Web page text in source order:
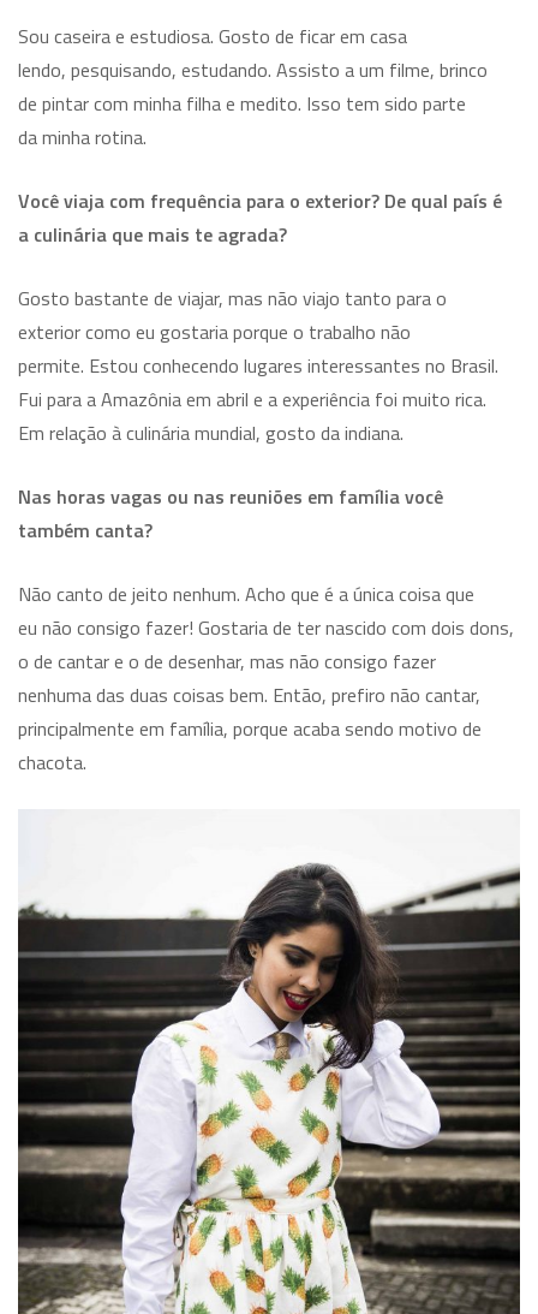
Sou caseira e estudiosa. Gosto de ficar em casa
lendo, pesquisando, estudando. Assisto a um filme, brinco
de pintar com minha filha e medito. Isso tem sido parte
da minha rotina.
Você viaja com frequência para o exterior? De qual país é
a culinária que mais te agrada?
Gosto bastante de viajar, mas não viajo tanto para o
exterior como eu gostaria porque o trabalho não
permite. Estou conhecendo lugares interessantes no Brasil.
Fui para a Amazônia em abril e a experiência foi muito rica.
Em relação à culinária mundial, gosto da indiana.
Nas horas vagas ou nas reuniões em família você
também canta?
Não canto de jeito nenhum. Acho que é a única coisa que
eu não consigo fazer! Gostaria de ter nascido com dois dons,
o de cantar e o de desenhar, mas não consigo fazer
nenhuma das duas coisas bem. Então, prefiro não cantar,
principalmente em família, porque acaba sendo motivo de
chacota.